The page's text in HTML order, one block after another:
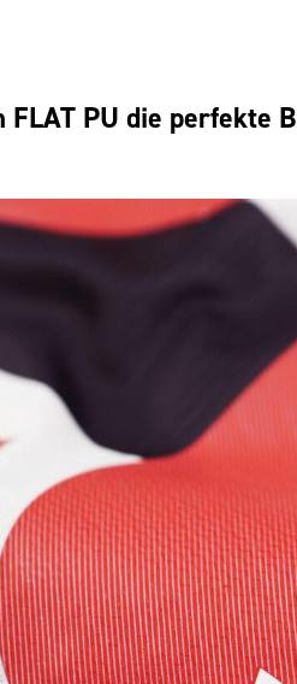
FLAT PU die perfekte